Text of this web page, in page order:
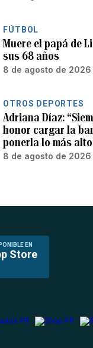
FÚTBOL
Muere el papá de
sus 68 años
8 de agosto de 2026
OTROS DEPORTES
Adriana Díaz:
honor cargar la
ponerla lo más
8 de agosto de 2026
EN
Store